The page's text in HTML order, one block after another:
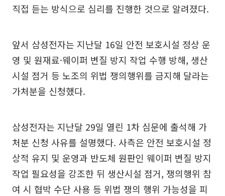
직접 듣는 방식으로 심리를 진행한 것으로 알려졌다.
앞서 삼성전자는 지난달 16일 안전 보호시설 정상 운
영 및 원재료·웨이퍼 변질 방지 작업 수행 방해, 생산
시설 점거 등 노조의 위법 쟁의행위를 금지해 달라는
가처분을 신청했다.
삼성전자는 지난달 29일 열린 1차 심문에 출석해 가
처분 신청 사유를 설명했다. 사측은 안전 보호시설 정
상적 유지 및 운영과 반도체 원판인 웨이퍼 변질 방지
작업 필요성을 강조한 뒤 생산시설 점거, 쟁의행위 참
여 시 협박 수단 사용 등 위법 쟁의 행위 가능성을 피